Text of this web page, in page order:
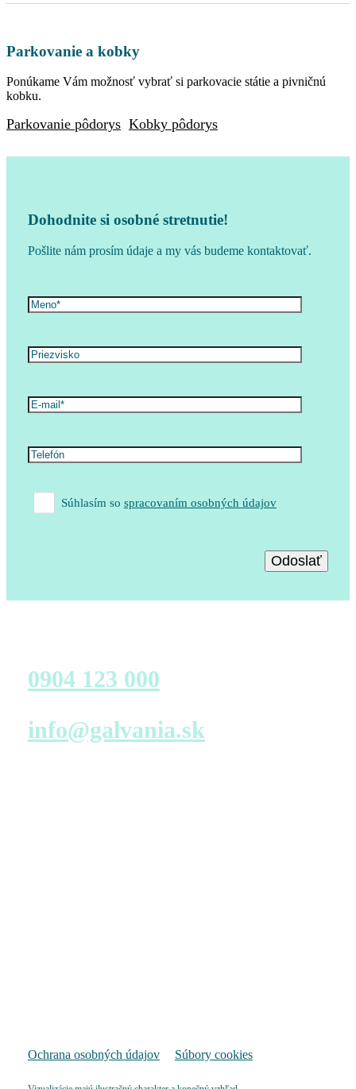
Parkovanie a kobky
Ponúkame Vám možnosť vybrať si parkovacie státie a pivničnú
kobku.
Parkovanie pôdorys Kobky pôdorys
Dohodnite si osobné stretnutie!
Pošlite nám prosím údaje a my vás budeme kontaktovať.
Súhlasím so spracovaním osobných údajov
0904 123 000
info@galvania.sk
Ochrana osobných údajov Súbory cookies